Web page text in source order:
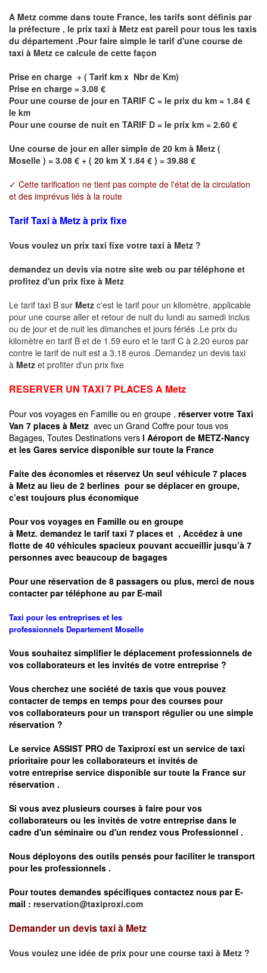
A Metz comme dans toute France, les tarifs sont définis par
la préfecture , le prix taxi à Metz est pareil pour tous les taxis
du département .Pour faire simple le tarif d'une course de
taxi à Metz ce calcule de cette façon
Prise en charge + ( Tarif km x Nbr de Km)
Prise en charge = 3.08 €
Pour une course de jour en TARIF C = le prix du km = 1.84 €
le km
Pour une course de nuit en TARIF D = le prix km = 2.60 €
Une course de jour en aller simple de 20 km à Metz (
Moselle ) = 3.08 € + ( 20 km X 1.84 € ) = 39.88 €
✓ Cette tarification ne tient pas compte de l'état de la circulation
et des imprévus liés à la route
Tarif Taxi à Metz à prix fixe
Vous voulez un prix taxi fixe votre taxi à Metz ?
demandez un devis via notre site web ou par téléphone et
profitez d'un prix fixe à Metz
Le tarif taxi B sur Metz c'est le tarif pour un kilomètre, applicable
pour une course aller et retour de nuit du lundi au samedi inclus
ou de jour et de nuit les dimanches et jours fériés .Le prix du
kilomètre en tarif B et de 1.59 euro et le tarif C à 2.20 euros par
contre le tarif de nuit est a 3.18 euros .Demandez un devis taxi
à Metz et profiter d'un prix fixe
RESERVER UN TAXI 7 PLACES A Metz
Pour vos voyages en Famille ou en groupe , réserver votre Taxi
Van 7 places à Metz avec un Grand Coffre pour tous vos
Bagages, Toutes Destinations vers l Aéroport de METZ-Nancy
et les Gares service disponible sur toute la France
Faite des économies et réservez Un seul véhicule 7 places
à Metz au lieu de 2 berlines pour se déplacer en groupe,
c’est toujours plus économique
Pour vos voyages en Famille ou en groupe
à Metz. demandez le tarif taxi 7 places et , Accédez à une
flotte de 40 véhicules spacieux pouvant accueillir jusqu’à 7
personnes avec beaucoup de bagages
Pour une réservation de 8 passagers ou plus, merci de nous
contacter par téléphone au par E-mail
Taxi pour les entreprises et les
professionnels Departement Moselle
Vous souhaitez simplifier le déplacement professionnels de
vos collaborateurs et les invités de votre entreprise ?
Vous cherchez une société de taxis que vous pouvez
contacter de temps en temps pour des courses pour
vos collaborateurs pour un transport régulierou une simple
réservation ?
Le service ASSIST PRO de Taxiproxi est un service de taxi
prioritaire pour les collaborateurs et invités de
votre entreprise service disponible sur toute la France sur
réservation .
Si vous avez plusieurs courses à faire pour vos
collaborateurs ou les invités de votre entreprise dans le
cadre d'un séminaire ou d'un rendez vous Professionnel .
Nous déployons des outils pensés pour faciliter le transport
pour les professionnels .
Pour toutes demandes spécifiques contactez nous par E-
mail : reservation@taxiproxi.com
Demander un devis taxi à Metz
Vous voulez une idée de prix pour une course taxi à Metz ?